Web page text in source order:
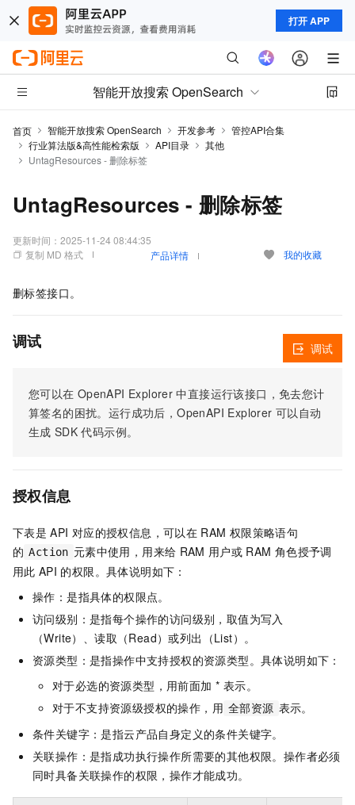
打开 APP
智能开放搜索 OpenSearch
首页 智能开放搜索 OpenSearch 开发参考
管控API合集
行业算法版&高性能检索版
API目录
其他
UntagResources - 删除标签
UntagResources - 删除标签
更新时间： 2025-11-24 08:44:35
复制 MD 格式
产品详情 我的收藏
删标签接口。
调试
您可以在 OpenAPI Explorer 中直接运行该接口，免去您计
算签名的困扰。运行成功后，OpenAPI Explorer 可以自动
生成 SDK 代码示例。
调试
授权信息
下表是 API 对应的授权信息，可以在 RAM 权限策略语句
的 Action 元素中使用，用来给 RAM 用户或 RAM 角色授予调
用此 API 的权限。具体说明如下：
操作：是指具体的权限点。
访问级别：是指每个操作的访问级别，取值为写入
（Write）、读取（Read）或列出（List）。
资源类型：是指操作中支持授权的资源类型。具体说明如下：
对于必选的资源类型，用前面加 * 表示。
对于不支持资源级授权的操作，用 全部资源 表示。
条件关键字：是指云产品自身定义的条件关键字。
关联操作：是指成功执行操作所需要的其他权限。操作者必须
同时具备关联操作的权限，操作才能成功。